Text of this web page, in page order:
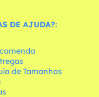
DE AJUDA?:
de Tamanhos